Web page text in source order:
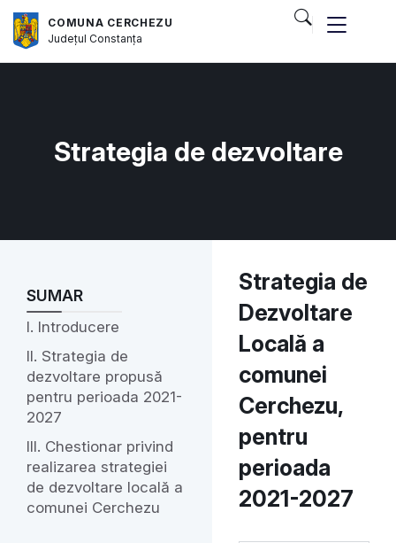
COMUNA CERCHEZU
JudețulConstanța
Strategia de dezvoltare
SUMAR
I. Introducere
II. Strategia de
dezvoltare propusă
pentru perioada 2021-
2027
III. Chestionar privind
realizarea strategiei
de dezvoltare locală a
comunei Cerchezu
Strategia de
Dezvoltare
Locală a
comunei
Cerchezu,
pentru
perioada
2021-2027